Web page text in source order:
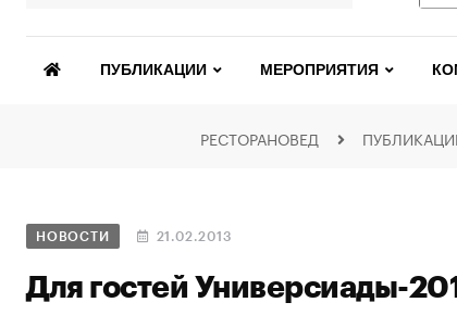
ПУБЛИКАЦИИ МЕРОПРИЯТИЯ
РЕСТОРАНОВЕД
НОВОСТИ 21.02.2013
Для гостей Универсиады-